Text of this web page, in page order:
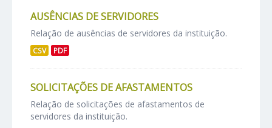
AUSÊNCIAS DE SERVIDORES
Relação de ausências de servidores da instituição.
CSV PDF
SOLICITAÇÕES DE AFASTAMENTOS
Relação de solicitações de afastamentos de
servidores da instituição.